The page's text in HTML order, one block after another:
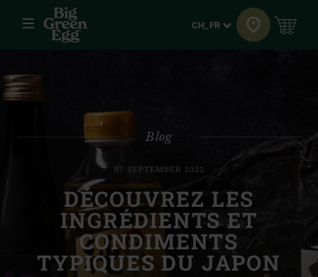
Menu Langue
CH_FR
Blog
07 SEPTEMBER 2022
DÉCOUVREZ LES
INGRÉDIENTS ET
CONDIMENTS
TYPIQUES DU JAPON